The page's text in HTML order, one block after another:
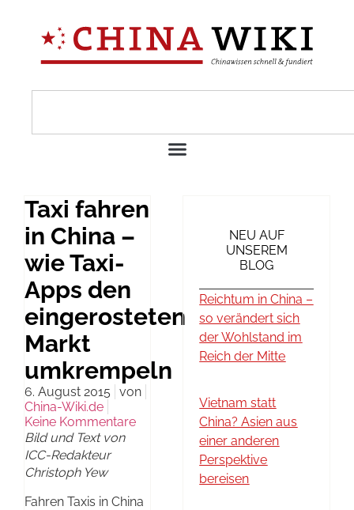
Taxi fahren
in China –
wie Taxi-
Apps den
eingerosteten
Markt
umkrempeln
6. August 2015
von
China-Wiki.de
Keine Kommentare
Bild und Text von
ICC-Redakteur
Christoph Yew
Fahren Taxis in China
NEU AUF
UNSEREM
BLOG
Reichtum in China –
so verändert sich
der Wohlstand im
Reich der Mitte
Vietnam statt
China? Asien aus
einer anderen
Perspektive
bereisen